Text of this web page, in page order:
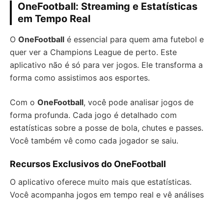
OneFootball: Streaming e Estatísticas
em Tempo Real
O OneFootball é essencial para quem ama futebol e
quer ver a Champions League de perto. Este
aplicativo não é só para ver jogos. Ele transforma a
forma como assistimos aos esportes.
Com o OneFootball, você pode analisar jogos de
forma profunda. Cada jogo é detalhado com
estatísticas sobre a posse de bola, chutes e passes.
Você também vê como cada jogador se saiu.
Recursos Exclusivos do OneFootball
O aplicativo oferece muito mais que estatísticas.
Você acompanha jogos em tempo real e vê análises